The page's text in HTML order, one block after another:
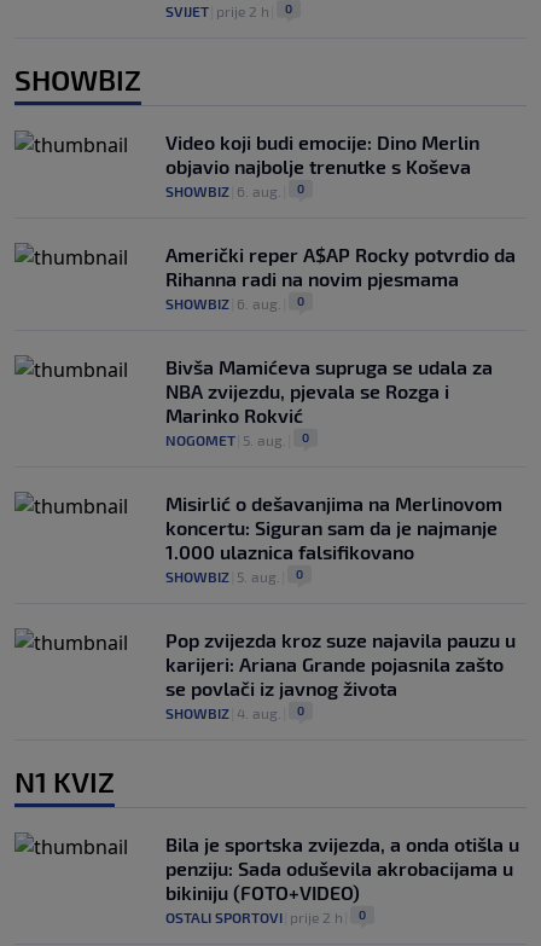
SVIJET prije 2 h 0
SHOWBIZ
Video koji budi emocije: Dino Merlin
objavio najbolje trenutke s Koševa
SHOWBIZ 6. aug. 0
Američki reper A$AP Rocky potvrdio da
Rihanna radi na novim pjesmama
SHOWBIZ 6. aug. 0
Bivša Mamićeva supruga se udala za
NBA zvijezdu, pjevala se Rozga i
Marinko Rokvić
NOGOMET 5. aug. 0
Misirlić o dešavanjima na Merlinovom
koncertu: Siguran sam da je najmanje
1.000 ulaznica falsifikovano
SHOWBIZ 5. aug. 0
Pop zvijezda kroz suze najavila pauzu u
karijeri: Ariana Grande pojasnila zašto
se povlači iz javnog života
SHOWBIZ 4. aug. 0
N1 KVIZ
Bila je sportska zvijezda, a onda otišla u
penziju: Sada oduševila akrobacijama u
bikiniju (FOTO+VIDEO)
OSTALI SPORTOVI prije 2 h 0